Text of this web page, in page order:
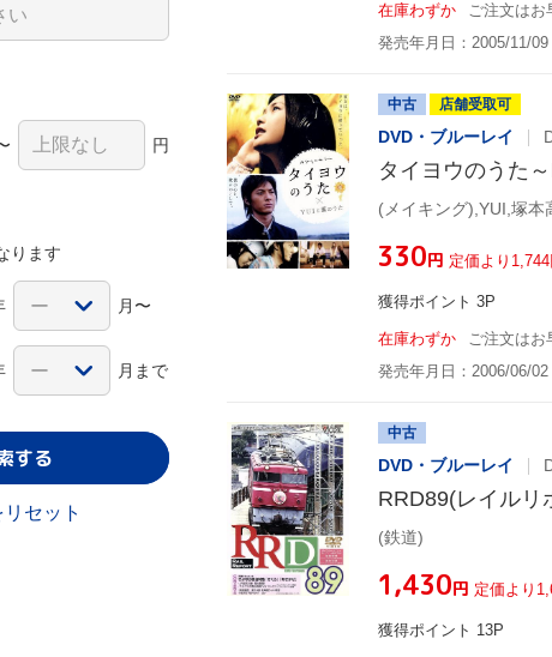
在庫わずか
ご注文はお
発売年月日：2005/11/09
中古 店舗受取可
DVD・ブルーレイ
タイヨウのうた
(メイキング),YUI,塚本
¥330円 定価より
獲得ポイント 3P
在庫わずか
ご注文はお
発売年月日：2006/06/02
中古
DVD・ブルーレイ
RRD89(レイルリ
(鉄道)
¥1,430円 定価より
獲得ポイント 13P
円
ります
月〜
月まで
する
セット